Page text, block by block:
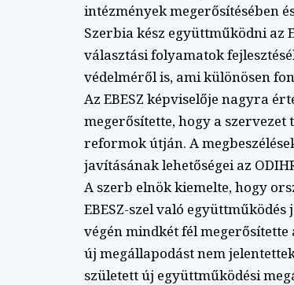
intézmények megerősítésében
Szerbia kész együttműködni az
választási folyamatok
védelméről is, ami különösen
Az EBESZ képviselője nagyra
megerősítette, hogy a
reformok útján. A
javításának lehetőségei az
A szerb elnök kiemelte, hogy
EBESZ-szel való
végén mindkét fél
új megállapodást nem
született új együttműködési